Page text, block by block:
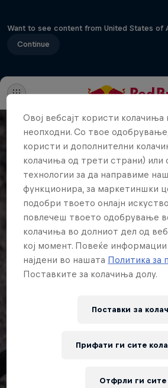
Want to see content from United States of
Continue
Овој вебсајт користи колачиња
неопходни. Со твое одобрување,
користи и дополнителни
колачиња од трети страни) или
технологии за да направиме
функционира, за маркетиншки
подобри твоето онлајн
повлечеш твоето одобрување
колачиња во долниот дел од
кој момент. Повеќе
најдени во нашата Политика за
Поставките за колачиња долу.
Поставки за
Отфрли ги сите
Прифати ги сите